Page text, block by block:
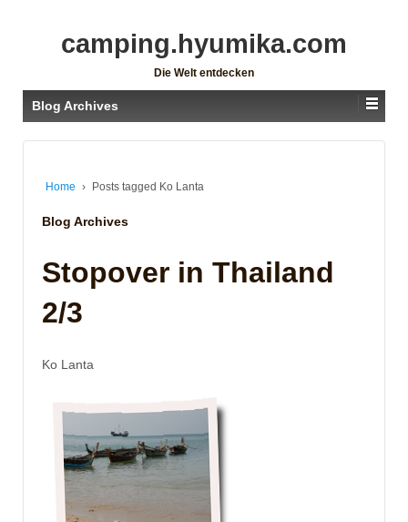
camping.hyumika.com
Die Welt entdecken
Blog Archives
Home › Posts tagged Ko Lanta
Blog Archives
Stopover in Thailand
2/3
Ko Lanta